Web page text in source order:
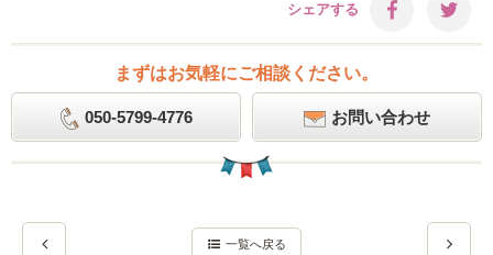
シェアする
まずはお気軽にご相談ください。
050-5799-4776 お問い合わせ
一覧へ戻る